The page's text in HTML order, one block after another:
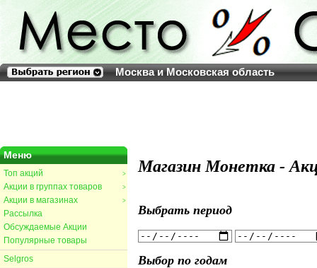
Москва и Московская область
Меню
>
Топ акций
>
Акции в группах товаров
>
Акции в магазинах
Рассылка
Обсуждаемые Акции
Популярные товары
Selgros
Магазин Монетка -
Выбрать период
Выбор по годам